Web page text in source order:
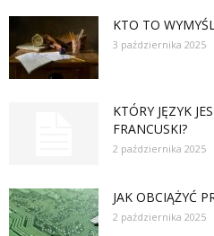
KTO TO
3 października 2025
KTÓRY JĘZYK
FRANCUSKI?
2 października 2025
JAK OBCIĄŻYĆ
2 października 2025